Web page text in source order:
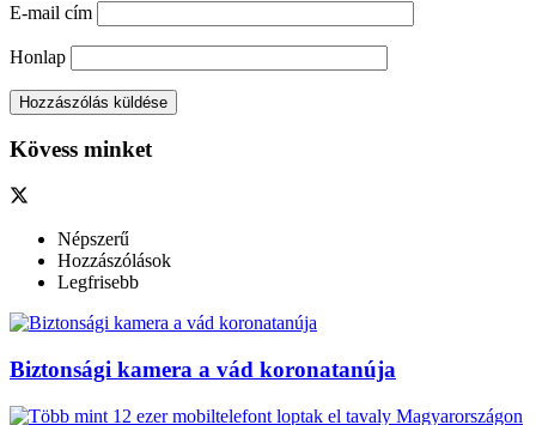
E-mail cím
Honlap
Kövess minket
Népszerű
Hozzászólások
Legfrisebb
Biztonsági kamera a vád koronatanúja